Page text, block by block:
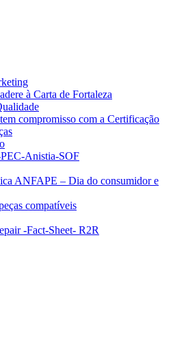
à Carta de Fortaleza
compromisso com a Certificação
Anistia-SOF
ANFAPE – Dia do consumidor e
compatíveis
-Fact-Sheet- R2R